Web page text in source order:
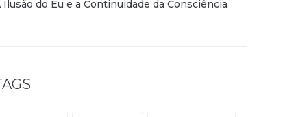
Ilusão do Eu e a Continuidade da Consciência